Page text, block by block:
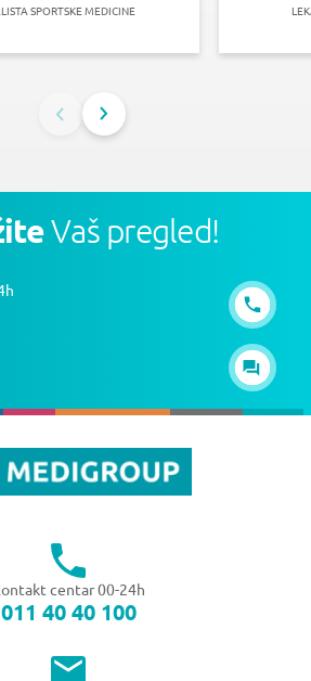
SPORTSKE MEDICINE
Vaš pregled!
centar 00-24h
011 40 40 100